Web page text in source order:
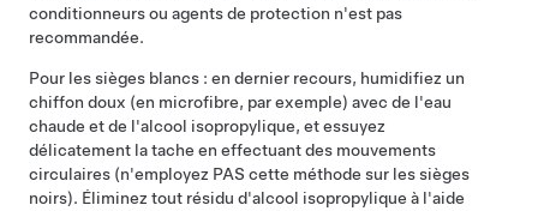
conditionneurs ou agents de protection n'est pas
recommandée.
Pour les sièges blancs : en dernier recours, humidifiez un
chiffon doux (en microfibre, par exemple) avec de l'eau
chaude et de l'alcool isopropylique, et essuyez
délicatement la tache en effectuant des mouvements
circulaires (n'employez PAS cette méthode sur les sièges
noirs). Éliminez tout résidu d'alcool isopropylique à l'aide